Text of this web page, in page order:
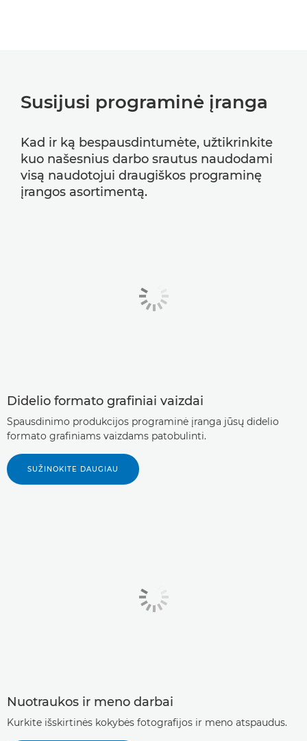
Susijusi programinė įranga
Kad ir ką bespausdintumėte, užtikrinkite
kuo našesnius darbo srautus naudodami
visą naudotojui draugiškos programinę
įrangos asortimentą.
Didelio formato grafiniai vaizdai
Spausdinimo produkcijos programinė įranga jūsų didelio
formato grafiniams vaizdams patobulinti.
SUŽINOKITE DAUGIAU
Nuotraukos ir meno darbai
Kurkite išskirtinės kokybės fotografijos ir meno atspaudus.